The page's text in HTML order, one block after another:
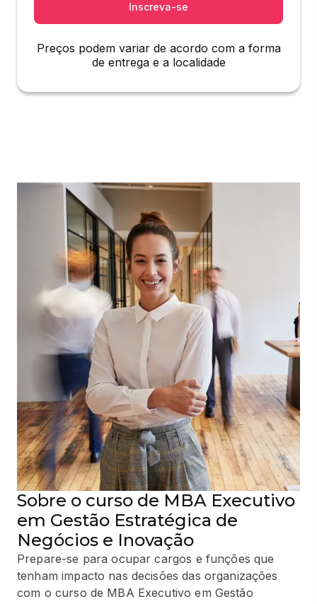
Inscreva-se
Preços podem variar de acordo com a forma
de entrega e a localidade
Sobre o curso de MBA Executivo
em Gestão Estratégica de
Negócios e Inovação
Prepare-se para ocupar cargos e funções que
tenham impacto nas decisões das organizações
com o curso de MBA Executivo em Gestão